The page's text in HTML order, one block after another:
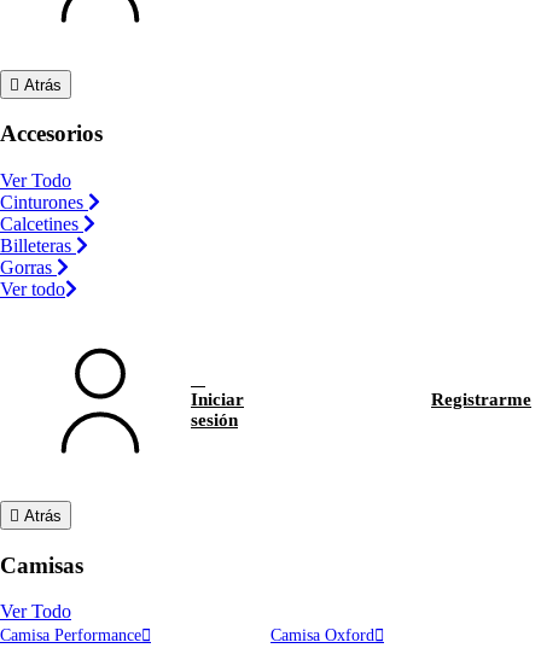
Atrás
Accesorios
Ver Todo
Cinturones
Calcetines
Billeteras
Gorras
Ver todo
Iniciar
sesión
Registrarme
Atrás
Camisas
Ver Todo
Camisa Performance
Camisa Oxford